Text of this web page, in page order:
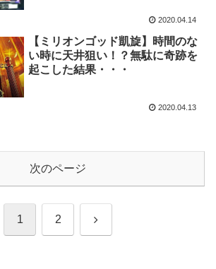
2020.04.14
【ミリオンゴッド凱旋】時間のな
い時に天井狙い！？無駄に奇跡を
起こした結果・・・
2020.04.13
次のページ
1 2 次